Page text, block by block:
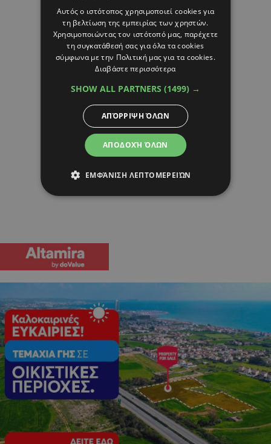
Αυτός ο ιστότοπος χρησιμοποιεί cookies για
τη βελτίωση της εμπειρίας των χρηστών.
Χρησιμοποιώντας τον ιστότοπό μας, παρέχετε
τη συγκατάθεσή σας για όλα τα cookies
σύμφωνα με την Πολιτική μας για τα cookies.
Διαβάστε περισσότερα
SHOW ALL PARTNERS (1499) →
ΑΠΟΔΟΧΉ ΌΛΩΝ
ΑΠΌΡΡΙΨΗ ΌΛΩΝ
ΕΜΦΆΝΙΣΗ ΛΕΠΤΟΜΕΡΕΙΏΝ